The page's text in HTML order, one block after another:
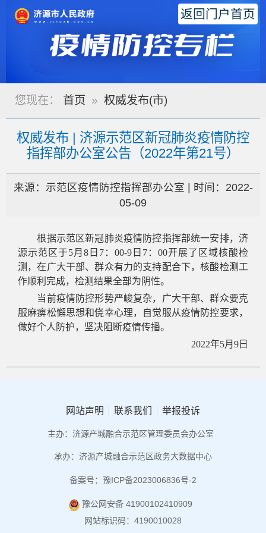
返回门户首页
您现在： 首页 » 权威发布(市)
权威发布 | 济源示范区新冠肺炎疫情防控
指挥部办公室公告（2022年第21号）
来源：示范区疫情防控指挥部办公室 | 时间：2022-
05-09
根据示范区新冠肺炎疫情防控指挥部统一安排，济
源示范区于5月8日7：00-9日7：00开展了区域核酸检
测，在广大干部、群众有力的支持配合下，核酸检测工
作顺利完成，检测结果全部为阴性。
当前疫情防控形势严峻复杂，广大干部、群众要克
服麻痹松懈思想和侥幸心理，自觉服从疫情防控要求，
做好个人防护，坚决阻断疫情传播。
2022年5月9日
网站声明 联系我们 举报投诉
主办：济源产城融合示范区管理委员会办公室
承办：济源产城融合示范区政务大数据中心
备案号：豫ICP备2023006836号-2
豫公网安备 41900102410909
网站标识码：4190010028